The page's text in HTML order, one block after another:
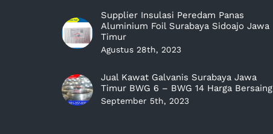
Supplier Insulasi Peredam Panas
Aluminium Foil Surabaya Sidoajo Jawa
Timur
Agustus 28th, 2023
Jual Kawat Galvanis Surabaya Jawa
Timur BWG 6 – BWG 14 Harga Bersaing
September 5th, 2023